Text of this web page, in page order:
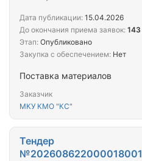
Поставка материалов
Заказчик
МКУ КМО "КС"
Дата публикации: 15.04.2026
До окончания приема заявок: 143
Этап: Опубликовано
Закупка с обеспечением: Нет
Тендер